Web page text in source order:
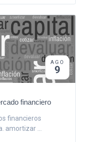
AGO
9
financiero
financieros
amortizar ...